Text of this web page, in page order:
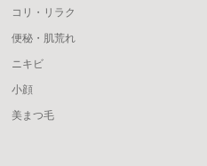
コリ・リラク
便秘・肌荒れ
ニキビ
小顔
美まつ毛